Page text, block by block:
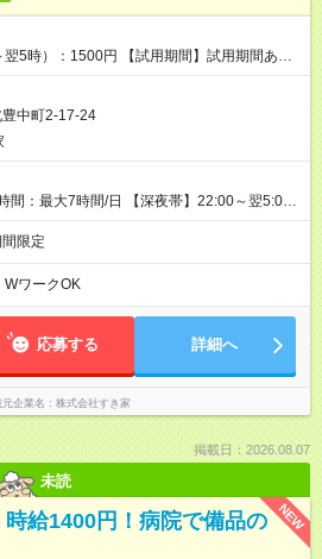
円 【試用期間】試用期間あり
ヶ月 雇用形態、給与は本採用時と同じです。
日（※条件変更なし）ですが、切り上げで
だきます。 研修制度あり：15時間(研修中も
中町2-17-24
間：最大7時間/日 【深夜帯】22:00～翌5:00
OK◎ ※22:00から翌5:00までは18歳以上の方
歳未満の深夜業務禁止のため） ★深夜で
での勤務を行いますので、安心して働けま
限定
WワークOK
応募する 詳細へ
元企業名 株式会社すき家
掲載日：2026.08.07
未読
NEW
時給1400円！病院で備品の